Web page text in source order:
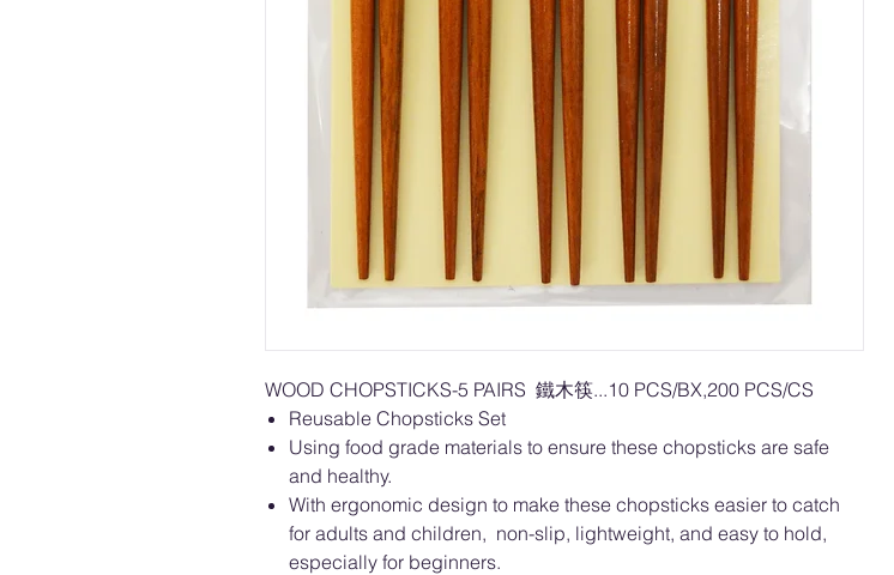
WOOD CHOPSTICKS-5 PAIRS 鐵木筷...10 PCS/BX,200 PCS/CS
Reusable Chopsticks Set
Using food grade materials to ensure these chopsticks are safe
and healthy.
With ergonomic design to make these chopsticks easier to catch
for adults and children, non-slip, lightweight, and easy to hold,
especially for beginners.